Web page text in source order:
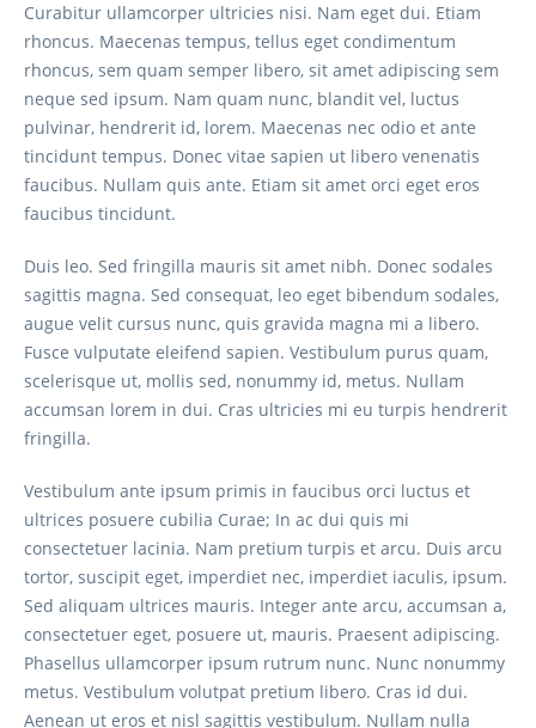
Curabitur ullamcorper ultricies nisi. Nam eget dui. Etiam
rhoncus. Maecenas tempus, tellus eget condimentum
rhoncus, sem quam semper libero, sit amet adipiscing sem
neque sed ipsum. Nam quam nunc, blandit vel, luctus
pulvinar, hendrerit id, lorem. Maecenas nec odio et ante
tincidunt tempus. Donec vitae sapien ut libero venenatis
faucibus. Nullam quis ante. Etiam sit amet orci eget eros
faucibus tincidunt.
Duis leo. Sed fringilla mauris sit amet nibh. Donec sodales
sagittis magna. Sed consequat, leo eget bibendum sodales,
augue velit cursus nunc, quis gravida magna mi a libero.
Fusce vulputate eleifend sapien. Vestibulum purus quam,
scelerisque ut, mollis sed, nonummy id, metus. Nullam
accumsan lorem in dui. Cras ultricies mi eu turpis hendrerit
fringilla.
Vestibulum ante ipsum primis in faucibus orci luctus et
ultrices posuere cubilia Curae; In ac dui quis mi
consectetuer lacinia. Nam pretium turpis et arcu. Duis arcu
tortor, suscipit eget, imperdiet nec, imperdiet iaculis, ipsum.
Sed aliquam ultrices mauris. Integer ante arcu, accumsan a,
consectetuer eget, posuere ut, mauris. Praesent adipiscing.
Phasellus ullamcorper ipsum rutrum nunc. Nunc nonummy
metus. Vestibulum volutpat pretium libero. Cras id dui.
Aenean ut eros et nisl sagittis vestibulum. Nullam nulla